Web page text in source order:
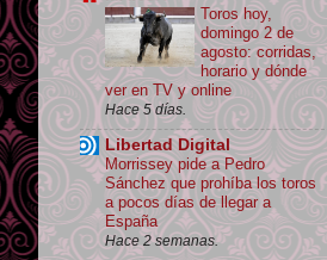
Toros hoy,
domingo 2 de
agosto: corridas,
horario y dónde
ver en TV y online
Hace 5 días.
Libertad Digital
Morrissey pide a Pedro
Sánchez que prohíba los toros
a pocos días de llegar a
España
Hace 2 semanas.